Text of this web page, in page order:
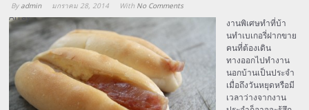
By admin มกราคม 28, 2014 With No Comments
Array
งานพิเศษทำที่บ้า
นทำเบเกอรี่ฝากขาย
คนที่ต้องเดิน
ทางออกไปทำงาน
นอกบ้านเป็นประจำ
เมื่อถึงวันหยุดหรือมี
เวลาว่างจากงาน